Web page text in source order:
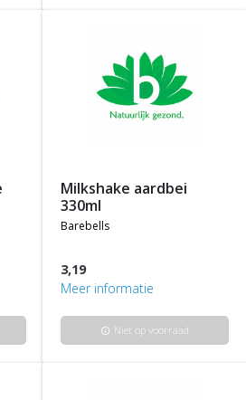
milkshake aardbei
330ml
barebells
3,19
Meer informatie
info Niet op voorraad